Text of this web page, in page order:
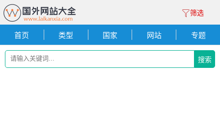
筛选
首页 类型 国家 网站 专题
搜索